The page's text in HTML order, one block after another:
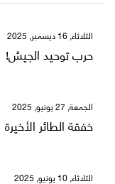
الثلاثاء, 16 ديسمبر, 2025
حرب توحيد الجيش!
الجمعة, 27 يونيو, 2025
خفقة الطائر الأخيرة
الثلاثاء, 10 يونيو, 2025